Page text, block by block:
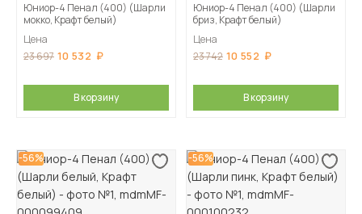
Юниор-4 Пенал (400) (Шарли
мокко, Крафт белый)
Цена
23 697 10 532
В корзину
Юниор-4 Пенал (400) (Шарли
бриз, Крафт белый)
Цена
23 742 10 552
В корзину
-56% -56%